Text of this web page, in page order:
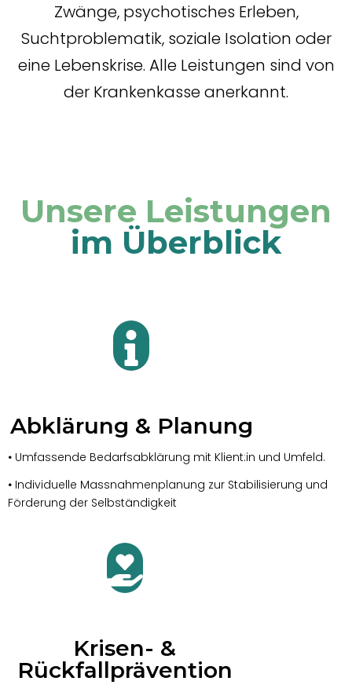
Zwänge, psychotisches Erleben,
Suchtproblematik, soziale Isolation oder
eine Lebenskrise. Alle Leistungen sind von
der Krankenkasse anerkannt.
Unsere Leistungen
im Überblick
Abklärung & Planung
• Umfassende Bedarfsabklärung mit Klient:in und Umfeld.
• Individuelle Massnahmenplanung zur Stabilisierung und
Förderung der Selbständigkeit
Krisen- &
Rückfallprävention